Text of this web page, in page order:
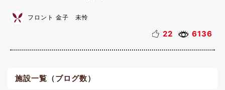
フロント 金子 未怜
22 6136
施設一覧（ブログ数）